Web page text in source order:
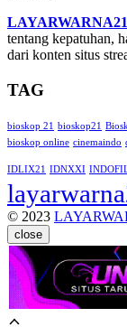
LAYARWARNA21
tentang kepatuhan,
dari konten situs
TAG
bioskop 21 bioskop21
bioskop online cinemaindo
IDLIX21 IDNXXI
© 2023
close